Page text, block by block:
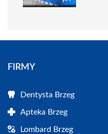
FIRMY
Dentysta Brzeg
Apteka Brzeg
Lombard Brzeg